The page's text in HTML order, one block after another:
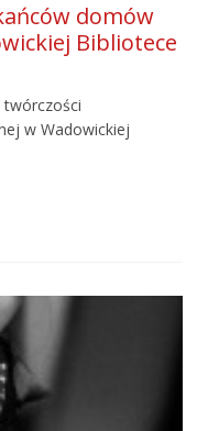
domów
Bibliotece
twórczości
w Wadowickiej